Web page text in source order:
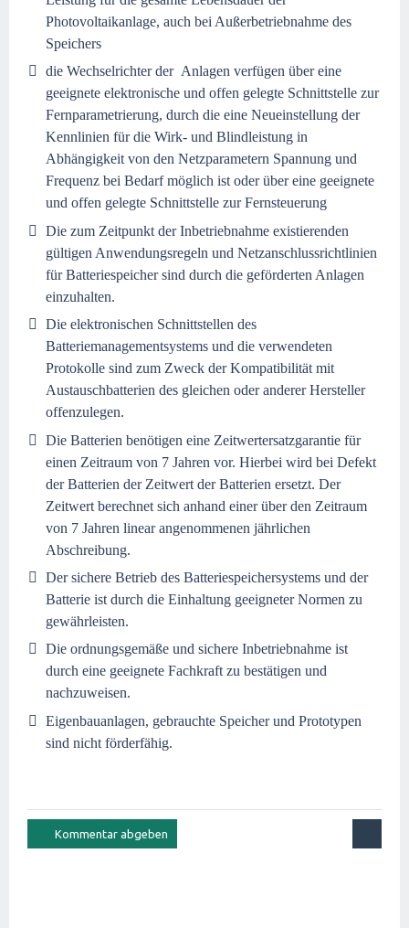
Photovoltaikanlage, auch bei Außerbetriebnahme des
Speichers
die Wechselrichter der Anlagen verfügen über eine
geeignete elektronische und offen gelegte Schnittstelle zur
Fernparametrierung, durch die eine Neueinstellung der
Kennlinien für die Wirk- und Blindleistung in
Abhängigkeit von den Netzparametern Spannung und
Frequenz bei Bedarf möglich ist oder über eine geeignete
und offen gelegte Schnittstelle zur Fernsteuerung
Die zum Zeitpunkt der Inbetriebnahme existierenden
gültigen Anwendungsregeln und Netzanschlussrichtlinien
für Batteriespeicher sind durch die geförderten Anlagen
einzuhalten.
Die elektronischen Schnittstellen des
Batteriemanagementsystems und die verwendeten
Protokolle sind zum Zweck der Kompatibilität mit
Austauschbatterien des gleichen oder anderer Hersteller
offenzulegen.
Die Batterien benötigen eine Zeitwertersatzgarantie für
einen Zeitraum von 7 Jahren vor. Hierbei wird bei Defekt
der Batterien der Zeitwert der Batterien ersetzt. Der
Zeitwert berechnet sich anhand einer über den Zeitraum
von 7 Jahren linear angenommenen jährlichen
Abschreibung.
Der sichere Betrieb des Batteriespeichersystems und der
Batterie ist durch die Einhaltung geeigneter Normen zu
gewährleisten.
Die ordnungsgemäße und sichere Inbetriebnahme ist
durch eine geeignete Fachkraft zu bestätigen und
nachzuweisen.
Eigenbauanlagen, gebrauchte Speicher und Prototypen
sind nicht förderfähig.